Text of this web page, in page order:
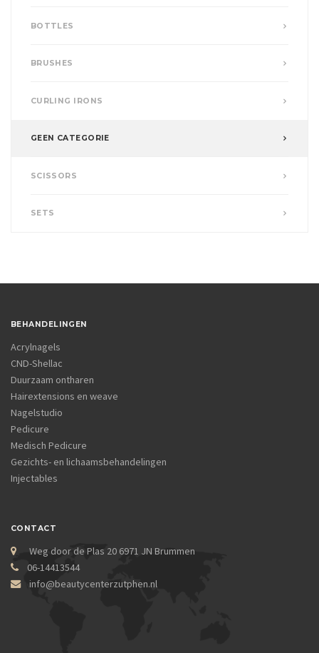
BOTTLES
BRUSHES
CURLING IRONS
GEEN CATEGORIE
SCISSORS
SETS
BEHANDELINGEN
Acrylnagels
CND-Shellac
Duurzaam ontharen
Hairextensions en weave
Nagelstudio
Pedicure
Medisch Pedicure
Gezichts- en lichaamsbehandelingen
Injectables
CONTACT
Weg door de Plas 20 6971 JN Brummen
06-14413544
info@beautycenterzutphen.nl